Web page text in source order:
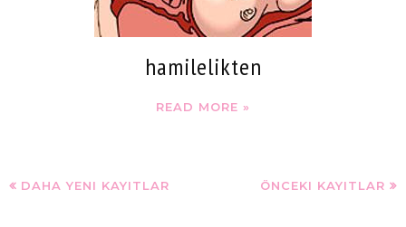
hamilelikten
READ MORE »
DAHA YENI KAYITLAR ÖNCEKI KAYITLAR